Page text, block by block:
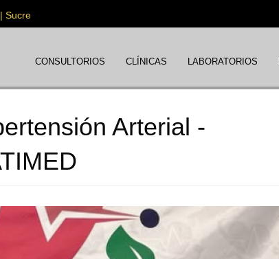
Sucre
CONSULTORIOS CLÍNICAS LABORATORIOS
Arterial -